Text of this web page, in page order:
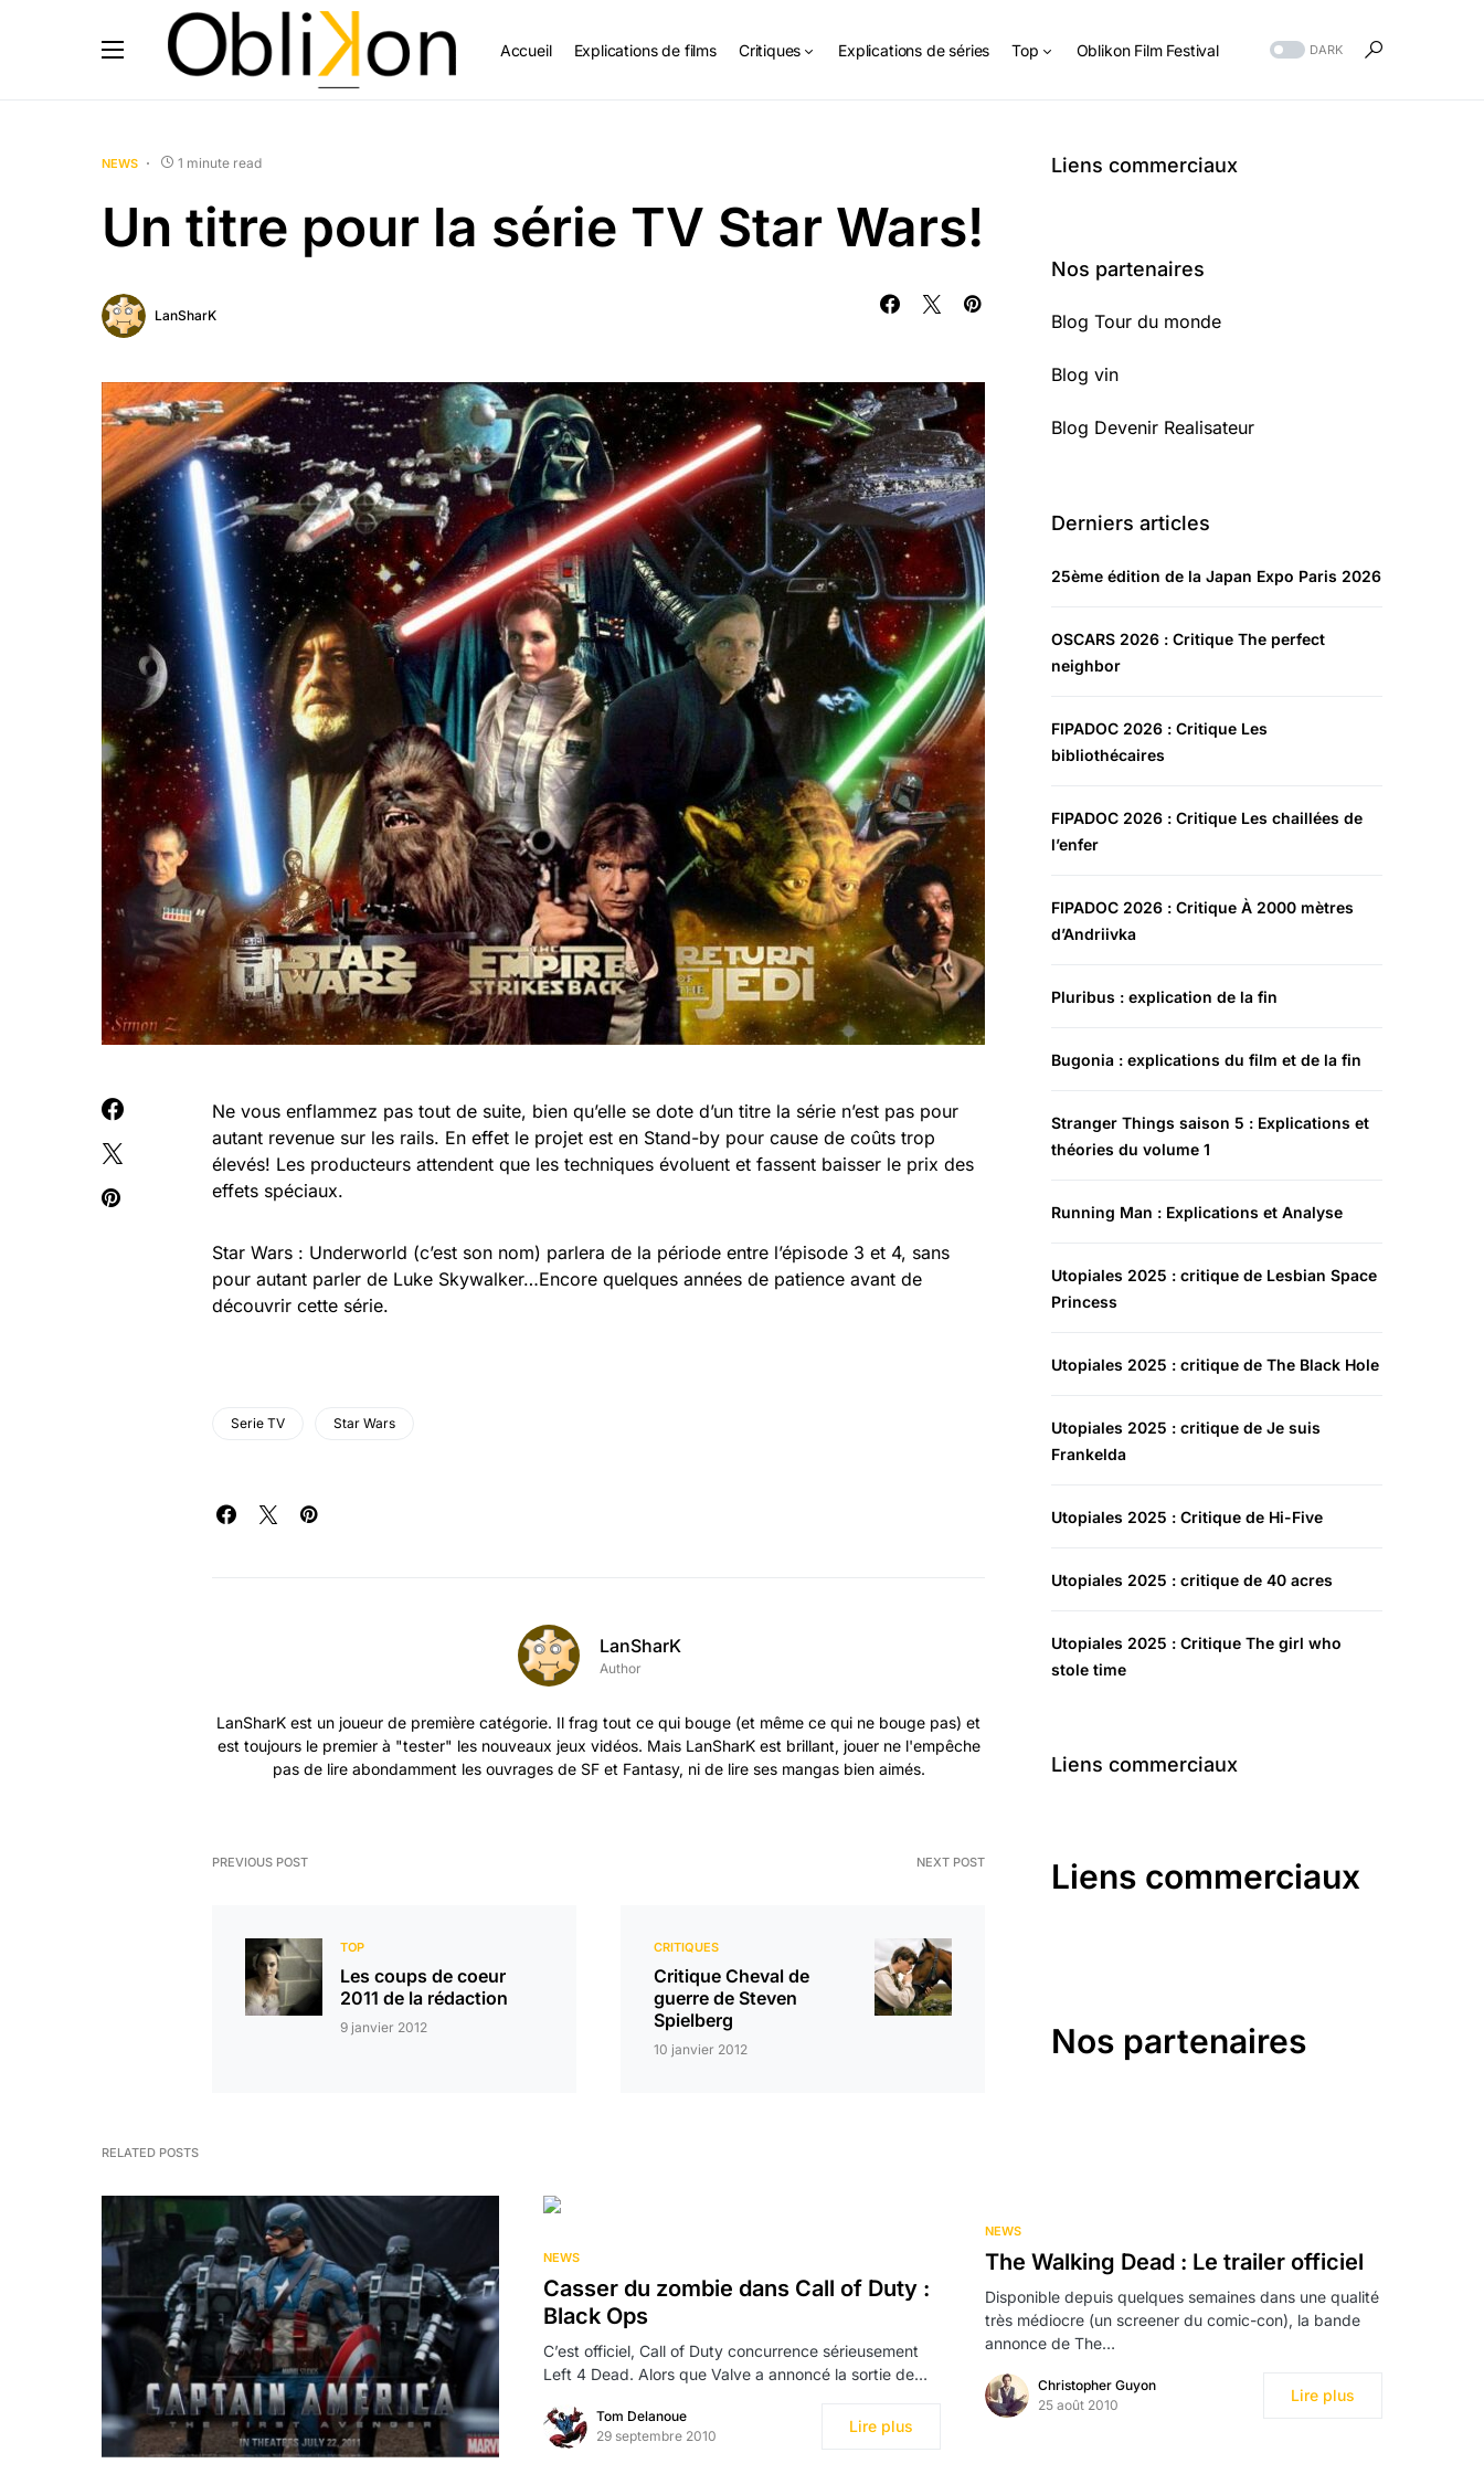
Accueil Explications de films Critiques Explications de séries Top Oblikon Film Festival DARK
NEWS 1 minute read
Un titre pour la série TV Star Wars!
LanSharK
Ne vous enflammez pas tout de suite, bien qu’elle se dote d’un titre la série n’est pas pour
autant revenue sur les rails. En effet le projet est en Stand-by pour cause de coûts trop
élevés! Les producteurs attendent que les techniques évoluent et fassent baisser le prix des
effets spéciaux.
Star Wars : Underworld (c’est son nom) parlera de la période entre l’épisode 3 et 4, sans
pour autant parler de Luke Skywalker…Encore quelques années de patience avant de
découvrir cette série.
Serie TV Star Wars
LanSharK
Author
LanSharK est un joueur de première catégorie. Il frag tout ce qui bouge (et même ce qui ne bouge pas) et
est toujours le premier à "tester" les nouveaux jeux vidéos. Mais LanSharK est brillant, jouer ne l'empêche
pas de lire abondamment les ouvrages de SF et Fantasy, ni de lire ses mangas bien aimés.
PREVIOUS POST
TOP
Les coups de coeur
2011 de la rédaction
9 janvier 2012
NEXT POST
CRITIQUES
Critique Cheval de
guerre de Steven
Spielberg
10 janvier 2012
Liens commerciaux
Nos partenaires
Blog Tour du monde
Blog vin
Blog Devenir Realisateur
Derniers articles
25ème édition de la Japan Expo Paris 2026
OSCARS 2026 : Critique The perfect
neighbor
FIPADOC 2026 : Critique Les
bibliothécaires
FIPADOC 2026 : Critique Les chaillées de
l’enfer
FIPADOC 2026 : Critique À 2000 mètres
d’Andriivka
Pluribus : explication de la fin
Bugonia : explications du film et de la fin
Stranger Things saison 5 : Explications et
théories du volume 1
Running Man : Explications et Analyse
Utopiales 2025 : critique de Lesbian Space
Princess
Utopiales 2025 : critique de The Black Hole
Utopiales 2025 : critique de Je suis
Frankelda
Utopiales 2025 : Critique de Hi-Five
Utopiales 2025 : critique de 40 acres
Utopiales 2025 : Critique The girl who
stole time
Liens commerciaux
Liens commerciaux
Nos partenaires
RELATED POSTS
NEWS
Casser du zombie dans Call of Duty :
Black Ops
C’est officiel, Call of Duty concurrence sérieusement
Left 4 Dead. Alors que Valve a annoncé la sortie de…
Tom Delanoue
29 septembre 2010
Lire plus
NEWS
The Walking Dead : Le trailer officiel
Disponible depuis quelques semaines dans une qualité
très médiocre (un screener du comic-con), la bande
annonce de The…
Christopher Guyon
25 août 2010
Lire plus